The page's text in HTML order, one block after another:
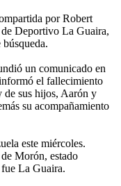
por Robert
Deportivo La Guaira,
un comunicado en
el fallecimiento
de sus hijos, Aarón y
su acompañamiento
este miércoles.
Morón, estado
fue La Guaira.